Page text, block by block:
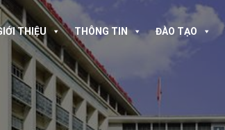
THIỆU THÔNG TIN ĐÀO TẠO